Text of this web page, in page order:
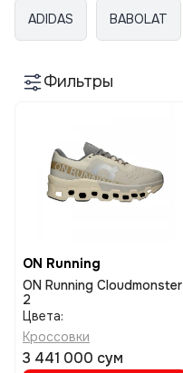
ADIDAS BABOLAT
Фильтры
ON Running
ON Running Cloudmonster
2
Цвета:
Кроссовки
3 441 000 сум